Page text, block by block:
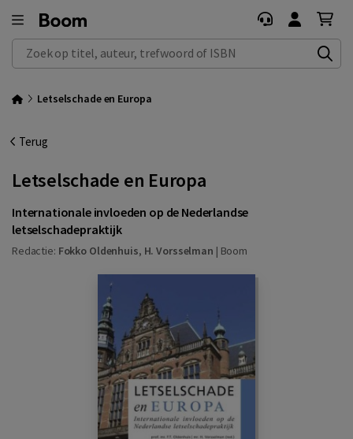
Zoek op titel, auteur, trefwoord of ISBN
Letselschade en Europa
Terug
Letselschade en Europa
Internationale invloeden op de Nederlandse
letselschadepraktijk
Redactie: Fokko Oldenhuis, H. Vorsselman | Boom